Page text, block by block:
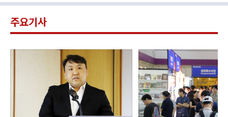
주요기사